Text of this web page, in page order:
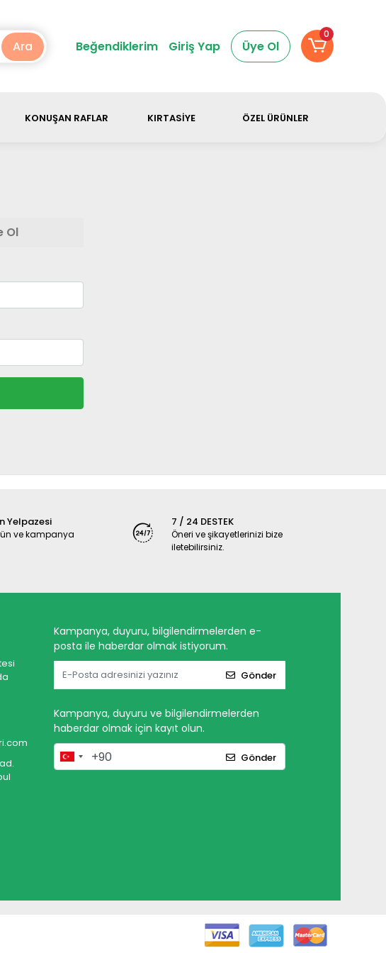
Ara
Beğendiklerim Giriş Yap Üye Ol
0
KONUŞAN RAFLAR KIRTASİYE ÖZEL ÜRÜNLER
Ol
Yelpazesi
ve kampanya
7 / 24 DESTEK
Öneri ve şikayetlerinizi bize
iletebilirsiniz.
Kampanya, duyuru, bilgilendirmelerden e-
posta ile haberdar olmak istiyorum.
Gönder
Kampanya, duyuru ve bilgilendirmelerden
haberdar olmak için kayıt olun.
Gönder